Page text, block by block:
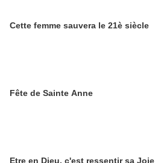
Cette femme sauvera le 21è siècle
Fête de Sainte Anne
Etre en Dieu, c'est ressentir sa Joie